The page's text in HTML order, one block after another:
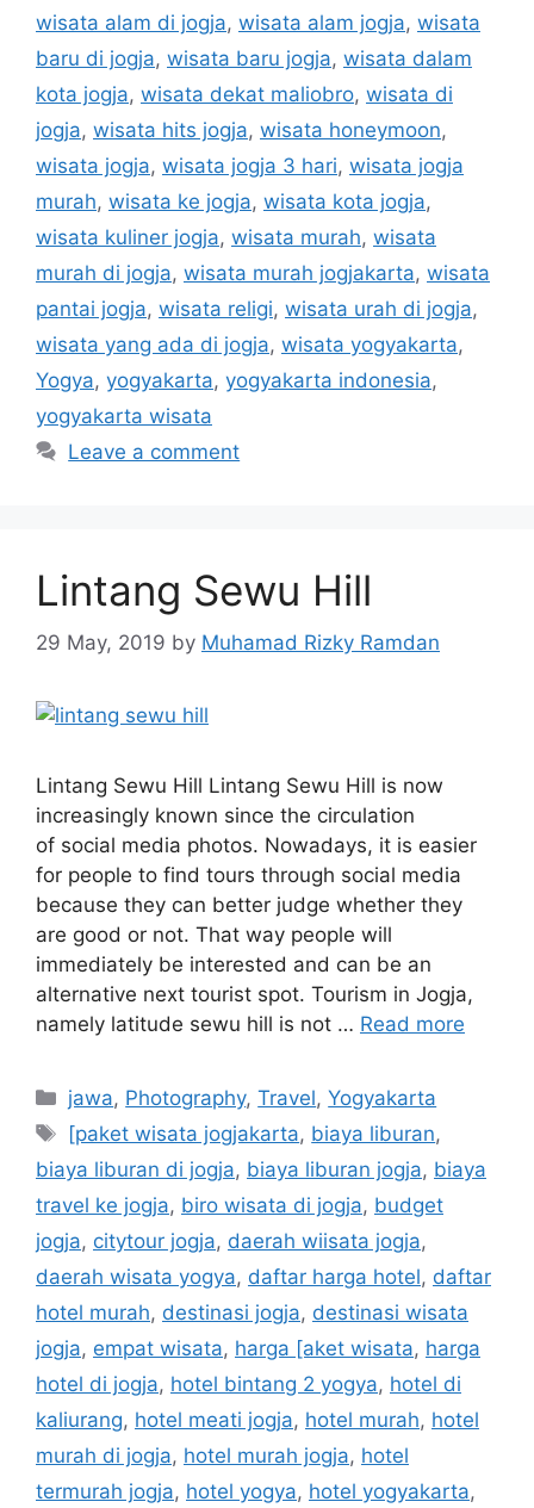
wisata alam di jogja, wisata alam jogja, wisata
baru di jogja, wisata baru jogja, wisata dalam
kota jogja, wisata dekat maliobro, wisata di
jogja, wisata hits jogja, wisata honeymoon,
wisata jogja, wisata jogja 3 hari, wisata jogja
murah, wisata ke jogja, wisata kota jogja,
wisata kuliner jogja, wisata murah, wisata
murah di jogja, wisata murah jogjakarta, wisata
pantai jogja, wisata religi, wisata urah di jogja,
wisata yang ada di jogja, wisata yogyakarta,
Yogya, yogyakarta, yogyakarta indonesia,
yogyakarta wisata
Leave a comment
Lintang Sewu Hill
29 May, 2019 by Muhamad Rizky Ramdan
Lintang Sewu Hill Lintang Sewu Hill is now
increasingly known since the circulation
of social media photos. Nowadays, it is easier
for people to find tours through social media
because they can better judge whether they
are good or not. That way people will
immediately be interested and can be an
alternative next tourist spot. Tourism in Jogja,
namely latitude sewu hill is not … Read more
jawa, Photography,Travel,Yogyakarta
[paket wisata jogjakarta, biaya liburan,
biaya liburan di jogja, biaya liburan jogja, biaya
travel ke jogja, biro wisata di jogja, budget
jogja, citytour jogja, daerah wiisata jogja,
daerah wisata yogya, daftar harga hotel, daftar
hotel murah, destinasi jogja, destinasi wisata
jogja, empat wisata, harga [aket wisata, harga
hotel di jogja, hotel bintang 2 yogya, hotel di
kaliurang, hotel meati jogja, hotel murah, hotel
murah di jogja, hotel murah jogja, hotel
termurah jogja, hotel yogya, hotel yogyakarta,